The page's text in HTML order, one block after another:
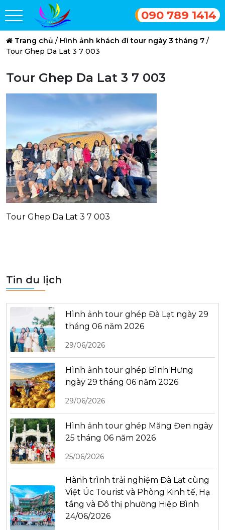
090 789 1414
Trang chủ / Hình ảnh khách đi tour ngày 3 tháng 7 /
Tour Ghep Da Lat 3 7 003
Tour Ghep Da Lat 3 7 003
Tour Ghep Da Lat 3 7 003
Tin du lịch
Hình ảnh tour ghép Đà Lạt ngày 29
tháng 06 năm 2026
29/06/2026
Hình ảnh tour ghép Bình Hưng
ngày 29 tháng 06 năm 2026
29/06/2026
Hình ảnh tour ghép Măng Đen ngày
25 tháng 06 năm 2026
25/06/2026
Hành trình trải nghiệm Đà Lạt cùng
Việt Úc Tourist và Phòng Kinh tế, Hạ
tầng và Đô thị phường Hiệp Bình
24/06/2026